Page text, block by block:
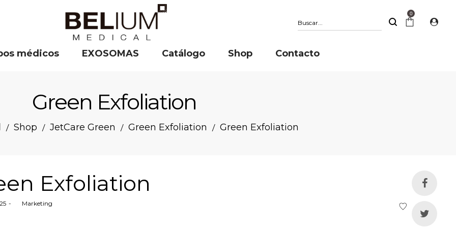
Buscar
0
médicos EXOSOMAS Catálogo Shop Contacto
Green Exfoliation
/ Shop / JetCare Green / Green Exfoliation / Green Exfoliation
Exfoliation
Marketing